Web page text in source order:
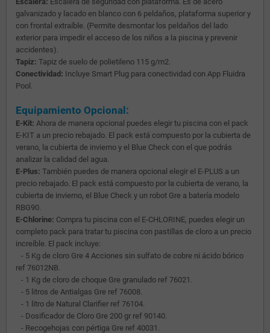
galvanizado y lacado en blanco con 6 peldaños, plataforma superior y
con frontal extraíble. (Permite desmontar los peldaños del lado
exterior para impedir el acceso de los niños a la piscina y prevenir
accidentes).
Tapiz: Tapiz de suelo de polietileno 115 g/m2.
Conectividad: Incluye Smart Plug para conectividad con App Fluidra
Pool.
Equipamiento Opcional:
E-Kit: Ahora de manera opcional puedes elegir tu piscina con el pack
E-KIT a un precio rebajado. El pack está compuesto por la cubierta de
verano, la cubierta de invierno y el Blue Check con el que podrás
analizar la calidad del agua.
E-Plus: También puedes de manera opcional elegir el E-PLUS a un
precio rebajado. El pack está compuesto por la cubierta de verano, la
cubierta de invierno, el Blue Check y un robot Gre a batería modelo
RBG90.
E-Chlorine: Compra tu piscina con el E-CHLORINE, puedes elegir un
completo pack para tratar tu piscina con pastillas de cloro a un precio
increíble. El pack incluye:
- 5 Kg de cloro Gre 4 Acciones sin sulfato de cobre ni ácido bórico
ref 76012NB.
- 1 Kg de cloro de choque Gre granulado ref 76021.
- 5 litros de Antialgas Gre ref 76008.
- 1 litro de Natural Clarifier ref 76104.
- Dosificador de Cloro Gre 200 gr ref 90140.
- Recogehojas con pértiga Gre ref 40031.